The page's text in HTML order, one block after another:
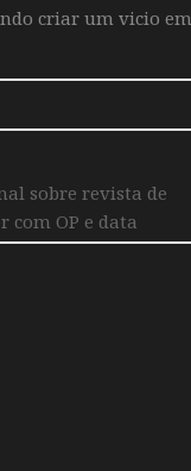
criar um vicio em
sobre revista de
OP e data